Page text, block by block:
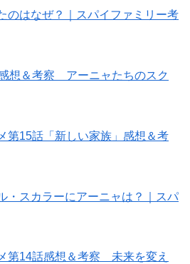
のはなぜ？｜スパイファミリー考
想＆考察 アーニャたちのスク
第15話「新しい家族」感想＆考
・スカラーにアーニャは？｜スパ
第14話感想＆考察 未来を変え